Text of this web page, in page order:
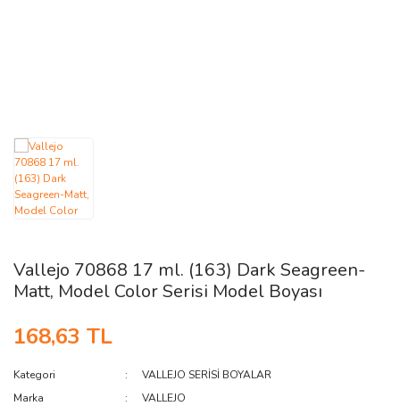
Vallejo 70868 17 ml. (163) Dark Seagreen-
Matt, Model Color Serisi Model Boyası
168,63 TL
Kategori
VALLEJO SERİSİ BOYALAR
Marka
VALLEJO
TEKNİK KİTAP ve KATALOGLAR